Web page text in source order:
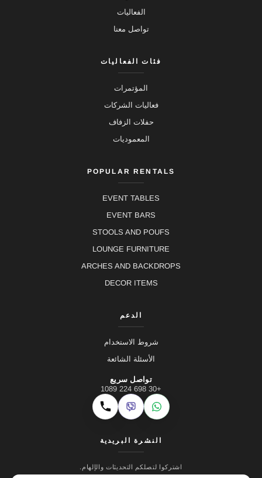
الفعاليات
تواصل معنا
فئات الفعاليات
المؤتمرات
فعاليات الشركات
حفلات الزفاف
المعموديات
POPULAR RENTALS
EVENT TABLES
EVENT BARS
STOOLS AND POUFS
LOUNGE FURNITURE
ARCHES AND BACKDROPS
DECOR ITEMS
الدعم
شروط الاستخدام
الأسئلة الشائعة
تواصل سريع
+30 698 224 1089
WhatsApp
Viber اتصال
النشرة البريدية
اشتركوا لتصلكم التحديثات والإلهام.